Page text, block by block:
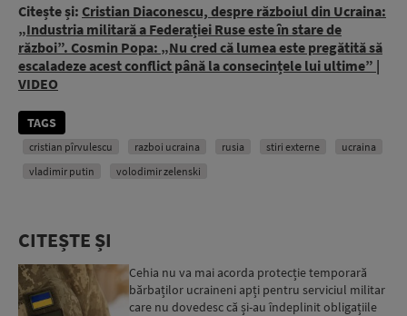
Citește și: Cristian Diaconescu, despre războiul din Ucraina:
„Industria militară a Federației Ruse este în stare de
război”. Cosmin Popa: „Nu cred că lumea este pregătită să
escaladeze acest conflict până la consecințele lui ultime” |
VIDEO
TAGS
cristian pîrvulescu razboi ucraina rusia stiri externe
ucraina
vladimir putin
volodimir zelenski
CITEȘTE ȘI
Cehia nu va mai acorda protecție temporară
bărbaților ucraineni apți pentru serviciul militar
care nu dovedesc că și-au îndeplinit obligațiile